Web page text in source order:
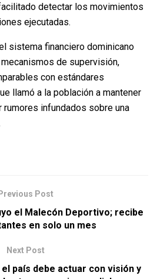
detectar los movimientos
ejecutadas.
sistema financiero dominicano
de supervisión,
con estándares
llamó a la población a mantener
rumores infundados sobre una
Previous Post
el Malecón Deportivo; recibe
en solo un mes
Next Post
el país debe actuar con visión y